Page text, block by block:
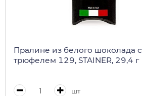
Пралине из белого шоколада с
трюфелем 129, STAINER, 29,4 г
шт